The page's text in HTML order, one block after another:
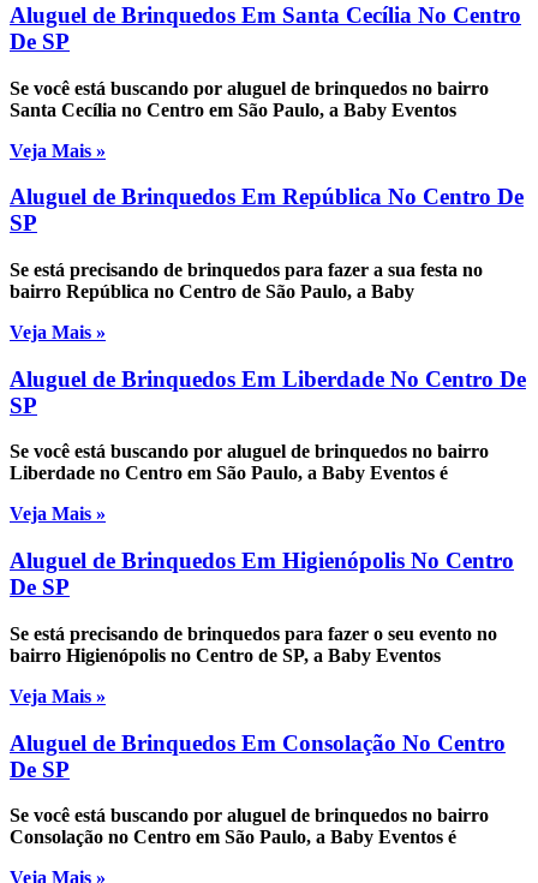
Aluguel de Brinquedos Em Santa Cecília No Centro
De SP
Se você está buscando por aluguel de brinquedos no bairro
Santa Cecília no Centro em São Paulo, a Baby Eventos
Veja Mais »
Aluguel de Brinquedos Em República No Centro De
SP
Se está precisando de brinquedos para fazer a sua festa no
bairro República no Centro de São Paulo, a Baby
Veja Mais »
Aluguel de Brinquedos Em Liberdade No Centro De
SP
Se você está buscando por aluguel de brinquedos no bairro
Liberdade no Centro em São Paulo, a Baby Eventos é
Veja Mais »
Aluguel de Brinquedos Em Higienópolis No Centro
De SP
Se está precisando de brinquedos para fazer o seu evento no
bairro Higienópolis no Centro de SP, a Baby Eventos
Veja Mais »
Aluguel de Brinquedos Em Consolação No Centro
De SP
Se você está buscando por aluguel de brinquedos no bairro
Consolação no Centro em São Paulo, a Baby Eventos é
Veja Mais »